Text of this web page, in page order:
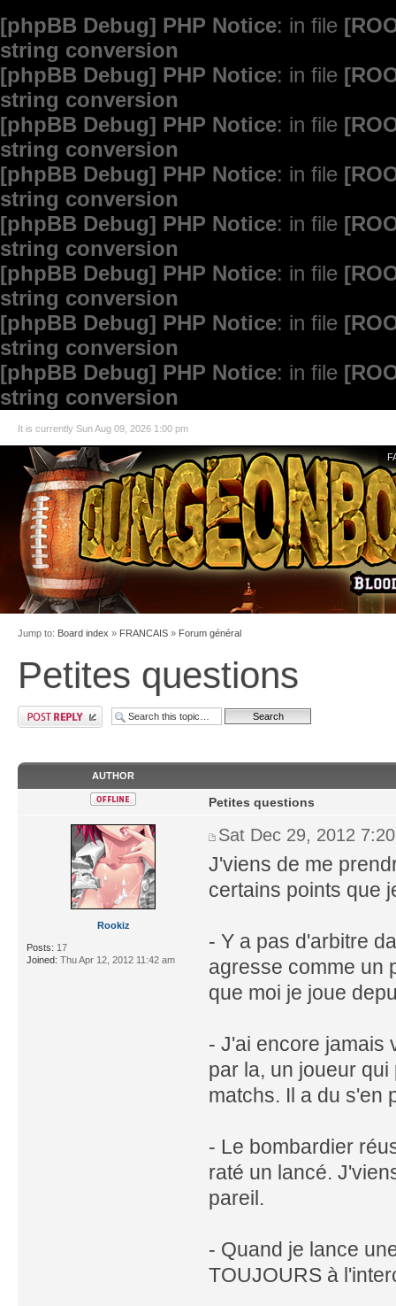
[phpBB Debug] PHP Notice: in file
string conversion
[phpBB Debug] PHP Notice: in file
string conversion
[phpBB Debug] PHP Notice: in file
string conversion
[phpBB Debug] PHP Notice: in file
string conversion
[phpBB Debug] PHP Notice: in file
string conversion
[phpBB Debug] PHP Notice: in file
string conversion
[phpBB Debug] PHP Notice: in file
string conversion
[phpBB Debug] PHP Notice: in file
string conversion
It is currently Sun Aug 09, 2026 1:00 pm
Jump to: Board index » FRANCAIS » Forum général
Petites questions
AUTHOR
Rookiz
Posts: 17
Joined: Thu Apr 12, 2012 11:42 am
Petites questions
Sat Dec 29, 2012
J'viens de me
certains points que
- Y a pas d'arbitre
agresse comme un
que moi je joue
- J'ai encore jamais
par la, un joueur
matchs. Il a du s'en
- Le bombardier
raté un lancé.
pareil.
- Quand je lance
TOUJOURS à